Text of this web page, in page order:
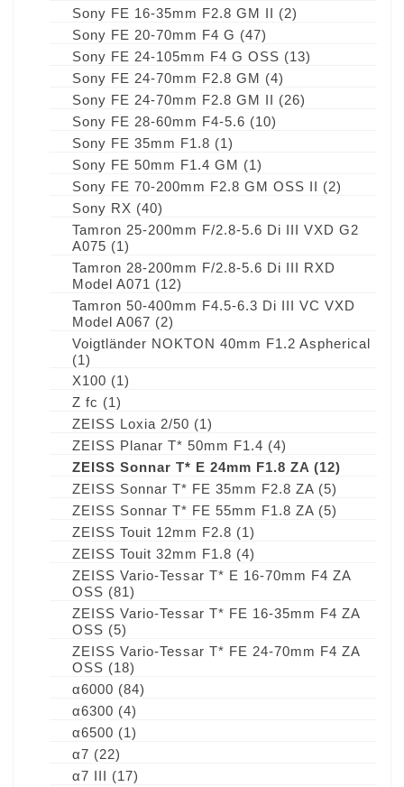
Sony FE 16-35mm F2.8 GM II (2)
Sony FE 20-70mm F4 G (47)
Sony FE 24-105mm F4 G OSS (13)
Sony FE 24-70mm F2.8 GM (4)
Sony FE 24-70mm F2.8 GM II (26)
Sony FE 28-60mm F4-5.6 (10)
Sony FE 35mm F1.8 (1)
Sony FE 50mm F1.4 GM (1)
Sony FE 70-200mm F2.8 GM OSS II (2)
Sony RX (40)
Tamron 25-200mm F/2.8-5.6 Di III VXD G2
A075 (1)
Tamron 28-200mm F/2.8-5.6 Di III RXD
Model A071 (12)
Tamron 50-400mm F4.5-6.3 Di III VC VXD
Model A067 (2)
Voigtländer NOKTON 40mm F1.2 Aspherical
(1)
X100 (1)
Z fc (1)
ZEISS Loxia 2/50 (1)
ZEISS Planar T* 50mm F1.4 (4)
ZEISS Sonnar T* E 24mm F1.8 ZA (12)
ZEISS Sonnar T* FE 35mm F2.8 ZA (5)
ZEISS Sonnar T* FE 55mm F1.8 ZA (5)
ZEISS Touit 12mm F2.8 (1)
ZEISS Touit 32mm F1.8 (4)
ZEISS Vario-Tessar T* E 16-70mm F4 ZA
OSS (81)
ZEISS Vario-Tessar T* FE 16-35mm F4 ZA
OSS (5)
ZEISS Vario-Tessar T* FE 24-70mm F4 ZA
OSS (18)
α6000 (84)
α6300 (4)
α6500 (1)
α7 (22)
α7 III (17)